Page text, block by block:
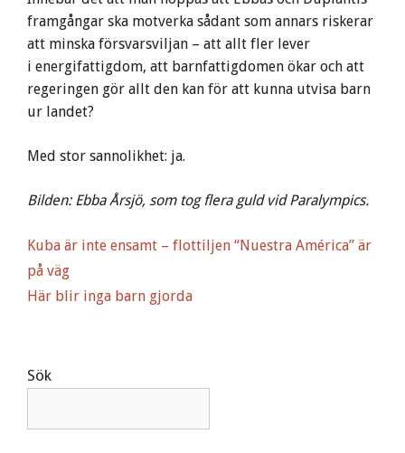
framgångar ska motverka sådant som annars riskerar
att minska försvarsviljan – att allt fler lever
i energifattigdom, att barnfattigdomen ökar och att
regeringen gör allt den kan för att kunna utvisa barn
ur landet?
Med stor sannolikhet: ja.
Bilden: Ebba Årsjö, som tog flera guld vid Paralympics.
Kuba är inte ensamt – flottiljen “Nuestra América” är
på väg
Här blir inga barn gjorda
Sök